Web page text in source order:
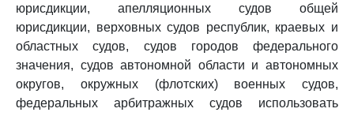
юрисдикции, апелляционных судов общей
юрисдикции, верховных судов республик, краевых и
областных судов, судов городов федерального
значения, судов автономной области и автономных
округов, окружных (флотских) военных судов,
федеральных арбитражных судов использовать